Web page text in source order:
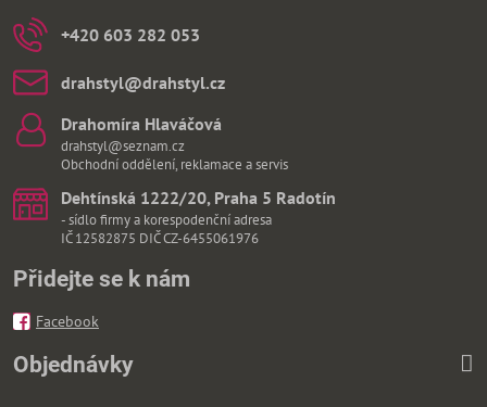
+420 603 282 053
drahstyl​@drahstyl​.cz
Drahomíra Hlaváčová
drahstyl@seznam.cz
Obchodní oddělení, reklamace a servis
Dehtínská 1222/20, Praha 5 Radotín
- sídlo firmy a korespodenční adresa
IČ 12582875 DIČ CZ-6455061976
Přidejte se k nám
Facebook
Objednávky